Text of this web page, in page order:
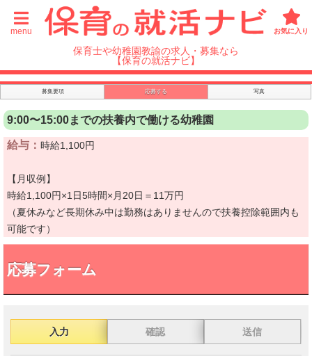
menu お気に入り
保育士や幼稚園教諭の求人・募集なら
【保育の就活ナビ】
募集要項 応募する 写真
9:00〜15:00までの扶養内で働ける幼稚園
給与： 時給1,100円
【月収例】
時給1,100円×1日5時間×月20日＝11万円
（夏休みなど長期休み中は勤務はありませんので扶養控除範囲内も
可能です）
応募フォーム
入力 確認 送信